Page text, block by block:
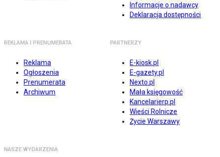
Informacje o nadawcy
Deklaracja dostępności
REKLAMA I PRENUMERATA
Reklama
Ogłoszenia
Prenumerata
Archiwum
PARTNERZY
E-kiosk.pl
E-gazety.pl
Nexto.pl
Mała księgowość
Kancelarierp.pl
Wieści Rolnicze
Życie Warszawy
NASZE WYDARZENIA